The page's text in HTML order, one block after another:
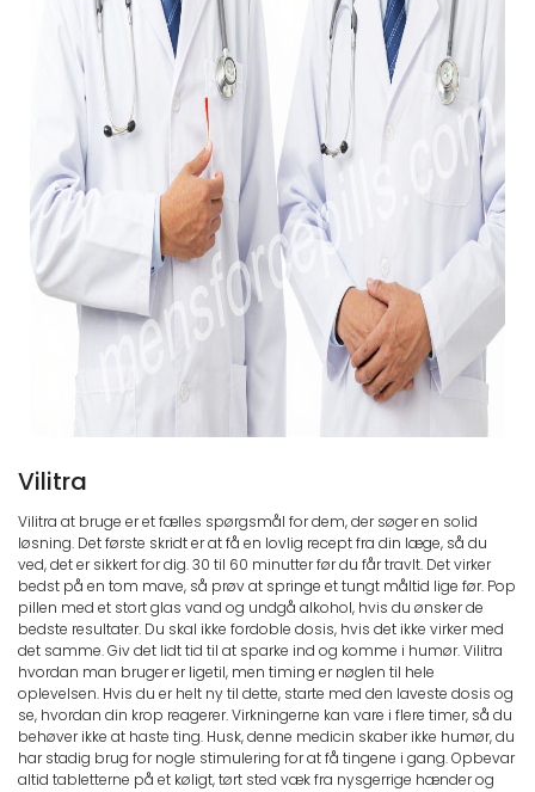
Vilitra
Vilitra at bruge er et fælles spørgsmål for dem, der søger en solid
løsning. Det første skridt er at få en lovlig recept fra din læge, så du
ved, det er sikkert for dig. 30 til 60 minutter før du får travlt. Det virker
bedst på en tom mave, så prøv at springe et tungt måltid lige før. Pop
pillen med et stort glas vand og undgå alkohol, hvis du ønsker de
bedste resultater. Du skal ikke fordoble dosis, hvis det ikke virker med
det samme. Giv det lidt tid til at sparke ind og komme i humør. Vilitra
hvordan man bruger er ligetil, men timing er nøglen til hele
oplevelsen. Hvis du er helt ny til dette, starte med den laveste dosis og
se, hvordan din krop reagerer. Virkningerne kan vare i flere timer, så du
behøver ikke at haste ting. Husk, denne medicin skaber ikke humør, du
har stadig brug for nogle stimulering for at få tingene i gang. Opbevar
altid tabletterne på et køligt, tørt sted væk fra nysgerrige hænder og